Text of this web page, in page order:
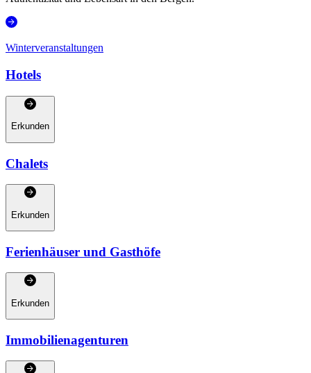
Winterveranstaltungen
Hotels
Erkunden
Chalets
Erkunden
Ferienhäuser und Gasthöfe
Erkunden
Immobilienagenturen